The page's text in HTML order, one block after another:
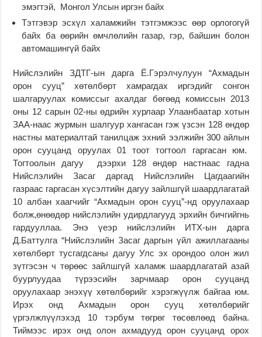
эмэгтэй, Монгол Улсын иргэн байх
Тэтгэвэр эсхүл халамжийн тэтгэмжээс өөр орлогогүй
байх ба өөрийн өмчлөлийн газар, гэр, байшин болон
автомашингүй байх
Нийслэлийн ЗДТГ-ын дарга Ё.Гэрэлчулуун “Ахмадын
орон сууц” хөтөлбөрт хамрагдах иргэдийг сонгон
шалгаруулах комиссыг ахалдаг бөгөөд комиссын 2013
оны 12 сарын 02-ны өдрийн хурлаар Улаанбаатар хотын
ЗАА-наас журмын шалгуур хангасан гэж үзсэн 128 өндөр
настны материалтай танилцаж эхний ээлжийн 300 айлын
орон сууцанд оруулах 01 тоот тогтоол гаргасан юм.
Тогтоолын дагуу дээрхи 128 өндөр настнаас гадна
Нийслэлийн Засаг даргад Нийслэлийн Цагдаагийн
газраас гаргасан хүсэлтийн дагуу зайлшгүй шаардлагатай
10 албан хаагчийг “Ахмадын орон сууц”-нд оруулахаар
болж,өнөөдөр нийслэлийн удирдлагууд эрхийн бичгийгнь
гардууллаа. Энэ үеэр нийслэлийн ИТХ-ын дарга
Д.Баттулга “Нийслэлийн Засаг даргын үйл ажиллагааны
хөтөлбөрт тусгагдсаны дагуу Улс эх орондоо олон жил
зүтгэсэн ч төрөөс зайлшгүй халамж шаардлагатай азай
буурлуудаа түрээсийн зарчмаар орон сууцанд
оруулахаар энэхүү хөтөлбөрийг хэрэгжүүлж байгаа юм.
Ирэх онд Ахмадын орон сууц хөтөлбөрийг
үргэлжлүүлэхэд 10 тэрбум төгрөг төсөвлөөд байна.
Тиймээс ирэх онд олон ахмадууд орон сууцанд орох